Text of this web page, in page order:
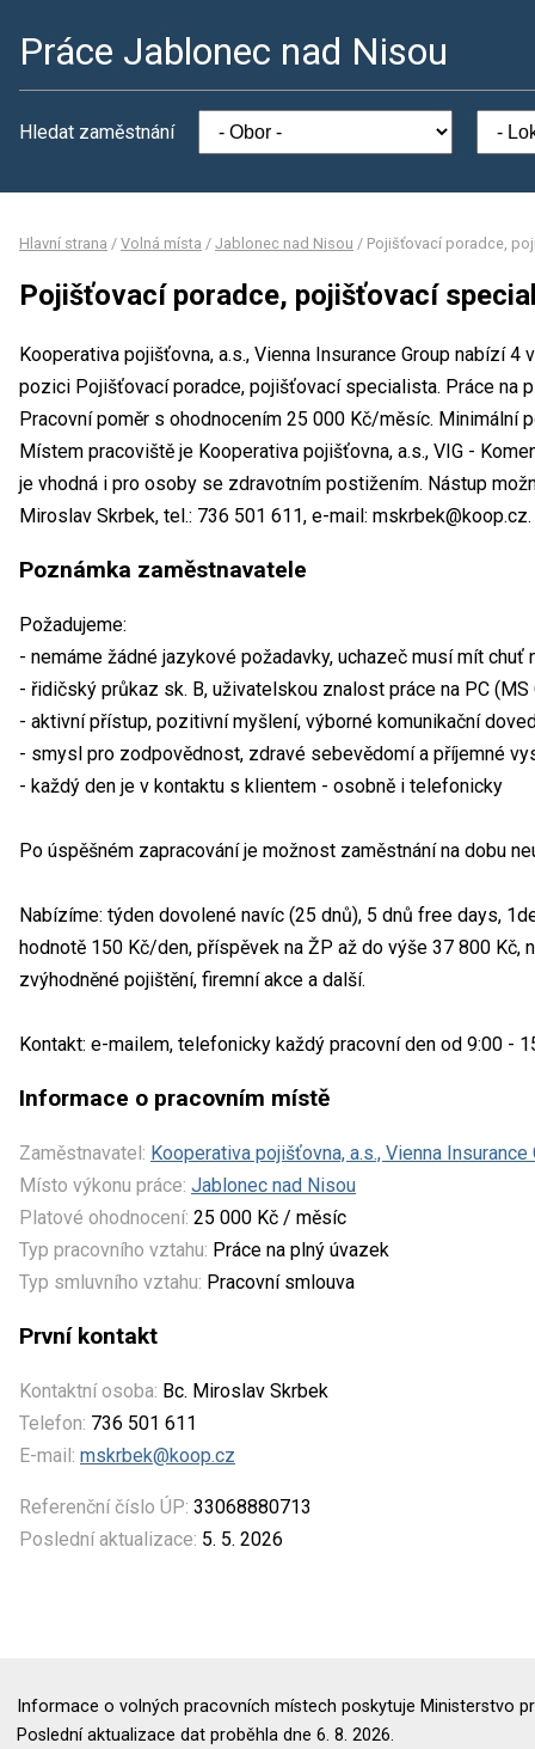
Práce Jablonec nad Nisou
Hledat zaměstnání
Hlavní strana / Volná místa / Jablonec nad Nisou / Pojišťovací poradce,
Pojišťovací poradce, pojišťovací
Kooperativa pojišťovna, a.s., Vienna Insurance Group nabízí 4
pozici Pojišťovací poradce, pojišťovací specialista. Práce na
Pracovní poměr s ohodnocením 25 000 Kč/měsíc. Minimální
Místem pracoviště je Kooperativa pojišťovna, a.s., VIG -
je vhodná i pro osoby se zdravotním postižením. Nástup
Miroslav Skrbek, tel.: 736 501 611, e-mail: mskrbek@koop.cz.
Poznámka zaměstnavatele
Požadujeme:
- nemáme žádné jazykové požadavky, uchazeč musí mít
- řidičský průkaz sk. B, uživatelskou znalost práce na PC (MS
- aktivní přístup, pozitivní myšlení, výborné komunikační
- smysl pro zodpovědnost, zdravé sebevědomí a příjemné
- každý den je v kontaktu s klientem - osobně i telefonicky
Po úspěšném zapracování je možnost zaměstnání na dobu
Nabízíme: týden dovolené navíc (25 dnů), 5 dnů free days,
hodnotě 150 Kč/den, příspěvek na ŽP až do výše 37 800 Kč,
zvýhodněné pojištění, firemní akce a další.
Kontakt: e-mailem, telefonicky každý pracovní den od 9:00 -
Informace o pracovním místě
Zaměstnavatel: Kooperativa pojišťovna, a.s., Vienna Insurance
Místo výkonu práce: Jablonec nad Nisou
Platové ohodnocení: 25 000 Kč / měsíc
Typ pracovního vztahu: Práce na plný úvazek
Typ smluvního vztahu: Pracovní smlouva
První kontakt
Kontaktní osoba: Bc. Miroslav Skrbek
Telefon: 736 501 611
E-mail: mskrbek@koop.cz
Referenční číslo ÚP: 33068880713
Poslední aktualizace: 5. 5. 2026
Informace o volných pracovních místech poskytuje Ministerstvo
Poslední aktualizace dat proběhla dne 6. 8. 2026.